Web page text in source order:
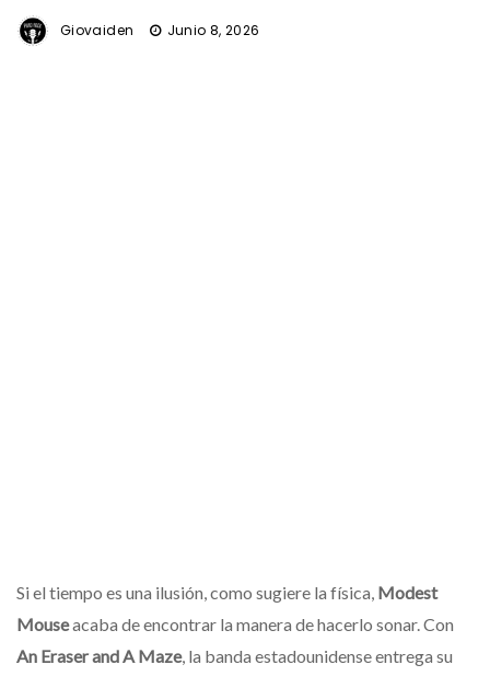
Giovaiden Junio 8, 2026
Si el tiempo es una ilusión, como sugiere la física, Modest
Mouseacaba de encontrar la manera de hacerlo sonar. Con
An Eraser and A Maze, la banda estadounidense entrega su